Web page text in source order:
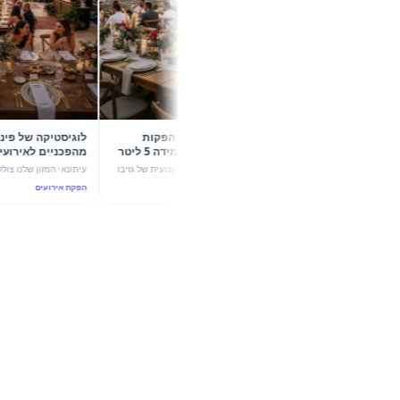
קונספט עם גזיבו 6X4 וכד מידה 5 ליטר
גלו איך שילוב מדויק בין הצללה מקצועית של גזיבו
לוגיסטיקה
עוצמת ערבול ותשתית
עיתונאי המזון שלנו צולל לעומק
הפקת אירועים